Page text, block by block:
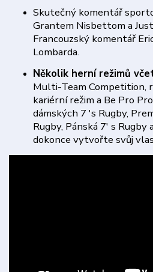
Skutečný komentář
Grantem Nisbettom a
Francouzský komentář
Lombarda.
Několik herní režimů
Multi-Team Competition,
kariérní režim a Be Pro
dámských 7 's Rugby,
Rugby, Pánská 7' s Rugby
dokonce vytvořte svůj